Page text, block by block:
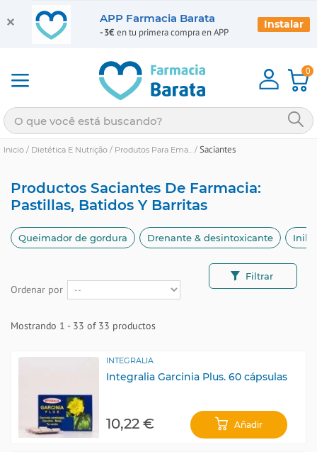
0
Inicio / Dietética E Nutrição / Produtos Para Ema... / Saciantes
Productos Saciantes De Farmacia:
Pastillas, Batidos Y Barritas
Queimador de gordura Drenante & desintoxicante
Ordenar por
Filtrar
Mostrando 1 - 33 of 33 productos
INTEGRALIA
Integralia Garcinia Plus. 60 cápsulas
10,22 € Añadir
APP Farmacia Barata
-3€ en tu primera compra en APP
Instalar